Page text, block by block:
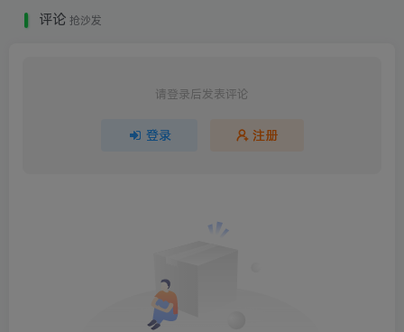
评论 抢沙发
请登录后发表评论
登录 注册